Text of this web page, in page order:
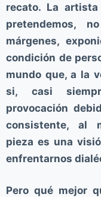
recato. La
pretendemos,
márgenes,
condición de
mundo que, a la
si, casi
provocación
consistente, al
pieza es una
enfrentarnos
Pero qué mejor